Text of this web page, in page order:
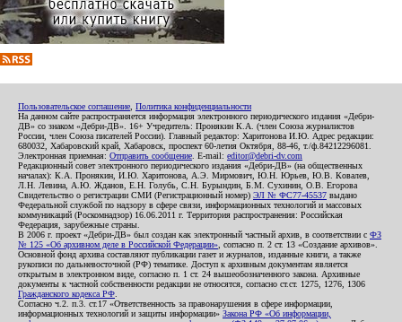
Пользовательское соглашение Политика конфиденциальности
На данном сайте распространяется информация электронного периодического издания «Дебри-
ДВ» со знаком «Дебри-ДВ». 16+ Учредитель: Пронякин К.А. (член Союза журналистов
России, член Союза писателей России). Главный редактор: Харитонова И.Ю. Адрес редакции:
680032, Хабаровский край, Хабаровск, проспект 60-летия Октября, 88-46, т./ф.84212296081.
Электронная приемная: Отправить сообщение . E-mail: editor@debri-dv.com
Редакционный совет электронного периодического издания «Дебри-ДВ» (на общественных
началах): К.А. Пронякин, И.Ю. Харитонова, А.Э. Мирмович, Ю.Н. Юрьев, Ю.В. Ковалев,
Л.Н. Левина, А.Ю. Жданов, Е.Н. Голубь, С.Н. Бурындин, Б.М. Сухинин, О.В. Егорова
Свидетельство о регистрации СМИ (Регистрационный номер) ЭЛ № ФС77-45537 выдано
Федеральной службой по надзору в сфере связи, информационных технологий и массовых
коммуникаций (Роскомнадзор) 16.06.2011 г. Территория распространения: Российская
Федерация, зарубежные страны.
В 2006 г. проект «Дебри-ДВ» был создан как электронный частный архив, в соответствии с ФЗ
№ 125 «Об архивном деле в Российской Федерации» , согласно п. 2 ст. 13 «Создание архивов».
Основной фонд архива составляют публикации газет и журналов, изданные книги, а также
рукописи по дальневосточной (РФ) тематике. Доступ к архивным документам является
открытым в электронном виде, согласно п. 1 ст. 24 вышеобозначенного закона. Архивные
документы к частной собственности редакции не относятся, согласно ст.ст. 1275, 1276, 1306
Гражданского кодекса РФ
Согласно ч.2. п.3. ст.17 «Ответственность за правонарушения в сфере информации,
информационных технологий и защиты информации» Закона РФ «Об информации,